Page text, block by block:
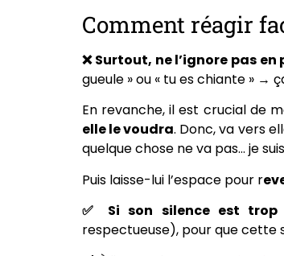
Comment réagir
❌ Surtout, ne l’ignore pas
gueule » ou « tu es chiante » →
En revanche, il est crucial de
elle le voudra. Donc, va vers
quelque chose ne va pas… je
Puis laisse-lui l’espace pour r
✅ Si son silence est
respectueuse), pour que cette